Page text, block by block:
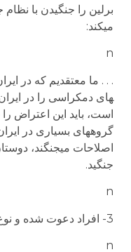
برلین را جنگیدن با
می­کند:
n
های دمکراسی را در
است، باید این اعتراض
گروه­های بسیاری در
اصلاحات می­جنگند،
جنگید.
n
3- افراد دعوت شده و نوع اظهارات آنها.
n